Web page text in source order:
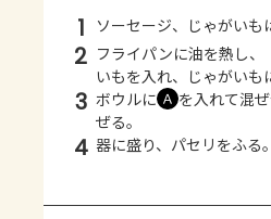
1 ソーセージ、じゃがいも
2 フライパンに油を熱し
いもを入れ、じゃがいも
3 ボウルに Ａ を入れて混
ぜる。
4 器に盛り、パセリをふる。